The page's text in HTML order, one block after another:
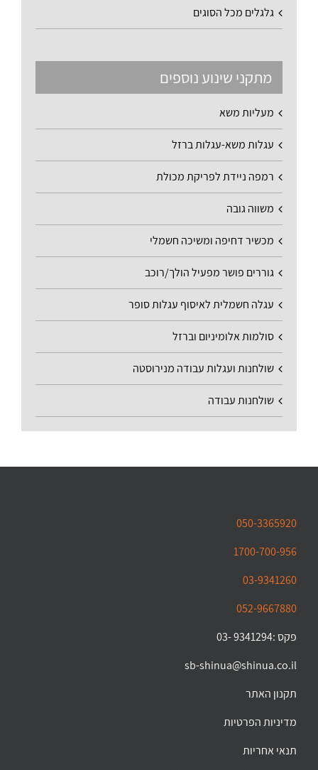
גלגלים מכל הסוגים
מתקני שינוע נוספים
מעליות משא
עגלות משא-עגלות ברזל
רמפה ניידת לפריקת מכולת
משווה גובה
מכשיר דחיפה ומשיכה חשמלי
גוררים פושר מפעיל הולך/רוכב
עגלה חשמלית לאיסוף עגלות סופר
סולמות אלומיניום וברזל
שולחנות ועגלות עבודה מנירוסטה
שולחנות עבודה
050-3365920
1700-700-956
03-9341260
052-9667880
פקס :9341294 -03
sb-shinua@shinua.co.il
תקנון האתר
מדיניות הפרטיות
תנאי אחריות